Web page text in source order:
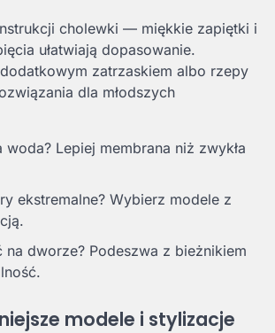
cholewki — miękkie zapiętki i
ułatwiają dopasowanie.
dodatkowym zatrzaskiem albo rzepy
dla młodszych
woda? Lepiej membrana niż zwykła
ekstremalne? Wybierz modele z
na dworze? Podeszwa z bieżnikiem
modele i stylizacje